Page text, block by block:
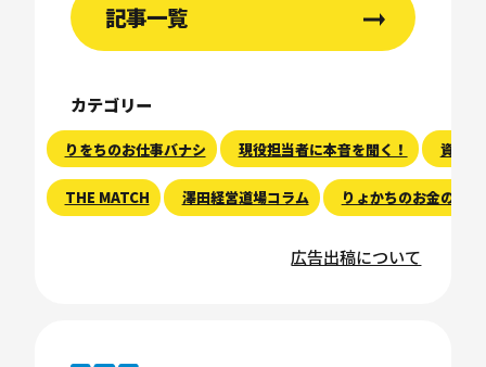
記事一覧
カテゴリー
りをちのお仕事バナシ 現役担当者に本音を聞く！ 資産
THE MATCH 澤田経営道場コラム りょかちのお金のハナ
広告出稿について